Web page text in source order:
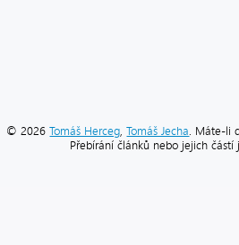
© 2026Tomáš Herceg,Tomáš Jecha. Máte-li
Přebírání článků nebo jejich